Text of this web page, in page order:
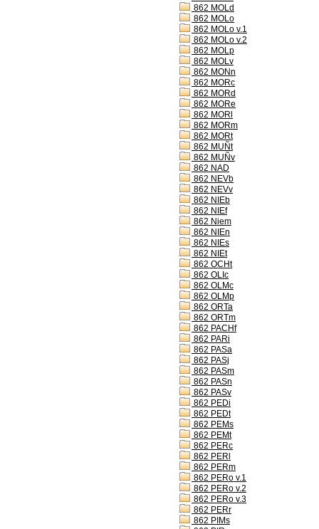
862 MOLd
862 MOLo
862 MOLo v.1
862 MOLo v.2
862 MOLp
862 MOLv
862 MONn
862 MORc
862 MORd
862 MORe
862 MORl
862 MORm
862 MORt
862 MUÑt
862 MUÑv
862 NAD
862 NEVb
862 NEVv
862 NIEb
862 NIEf
862 Niem
862 NIEn
862 NIEs
862 NIEt
862 OCHt
862 OLIc
862 OLMc
862 OLMp
862 ORTa
862 ORTm
862 PACHf
862 PARi
862 PASa
862 PASj
862 PASm
862 PASn
862 PASv
862 PEDi
862 PEDt
862 PEMs
862 PEMt
862 PERc
862 PERl
862 PERm
862 PERo v.1
862 PERo v.2
862 PERo v.3
862 PERr
862 PIMs